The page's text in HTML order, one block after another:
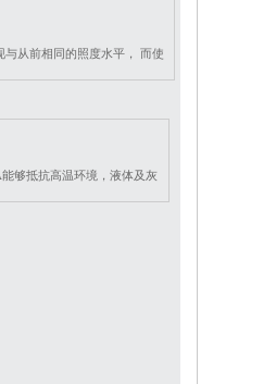
从前相同的照度水平， 而使
够抵抗高温环境，液体及灰